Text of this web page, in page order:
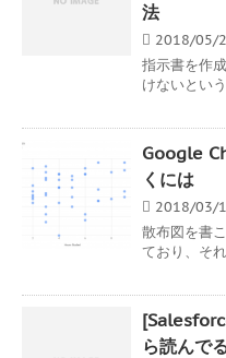
法
2018/05/
指示書を作
けないとい
Google
くには
2018/03/
散布図を書
ており、そ
ら読んで